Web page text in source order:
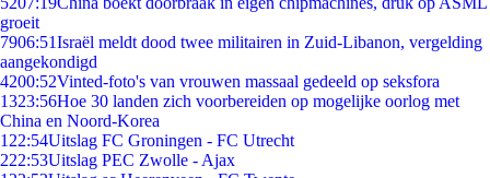
groeit
7906:51Israël meldt dood twee militairen in Zuid-Libanon, vergelding
aangekondigd
4200:52Vinted-foto's van vrouwen massaal gedeeld op seksfora
1323:56Hoe 30 landen zich voorbereiden op mogelijke oorlog met
China en Noord-Korea
1 22:54Uitslag FC Groningen - FC Utrecht
222:53Uitslag PEC Zwolle - Ajax